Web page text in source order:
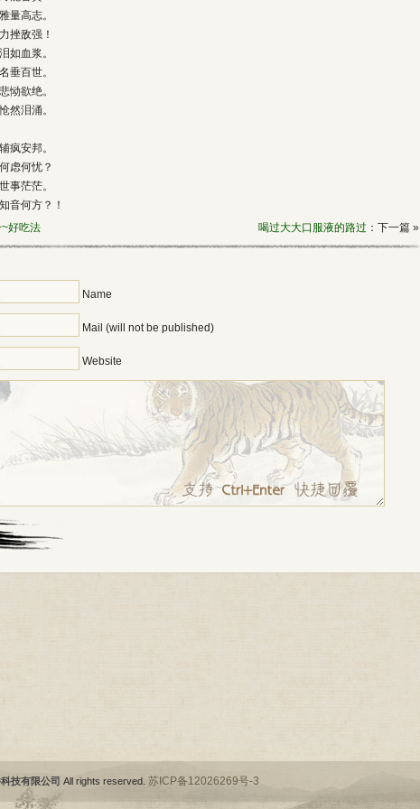
量高志。
挫敌强！
如血浆。
垂百世。
恸欲绝。
然泪涌。
疯安邦。
虑何忧？
事茫茫。
音何方？！
好吃法
喝过大大口服液的路过 ：下一篇 »
Name
Mail (will not be published)
Website
技有限公司 All rights reserved. 苏ICP备12026269号-3